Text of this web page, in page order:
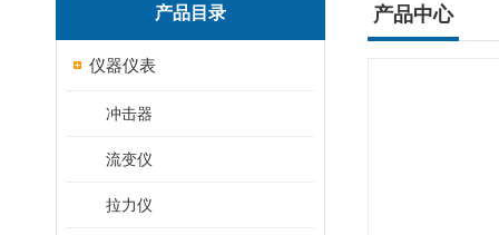
产品目录
仪器仪表
冲击器
流变仪
拉力仪
产品中心